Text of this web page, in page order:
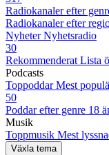
Radiokanaler efter
Radiokanaler efter
Nyheter Nyhetsradio
30
Rekommenderat Lista
Podcasts
Toppoddar Mest
50
Poddar efter genre 18
Musik
Toppmusik Mest
Växla tema